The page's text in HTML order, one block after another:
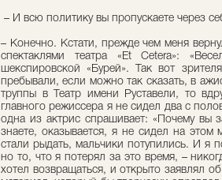
– И всю политику вы пропускаете через
– Конечно. Кстати, прежде чем меня
спектаклями театра «Et Cetera»:
шекспировской «Бурей». Так вот
пребывали, если можно так сказать, в
труппы в Театр имени Руставели, то
главного режиссера я не сидел два с
одна из актрис спрашивает: «Почему вы
знаете, оказывается, я не сидел на
стали рыдать, мальчики потупились. И я
но то, что я потерял за это время, –
хотел возвращаться, и открыто заявлял